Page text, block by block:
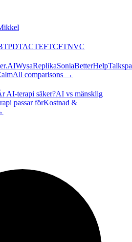
PDTACTEFTCFTNVC
WysaReplikaSoniaBetterHelp
All comparisons →
AI-terapi säker?AI vs mänsklig
passar förKostnad &